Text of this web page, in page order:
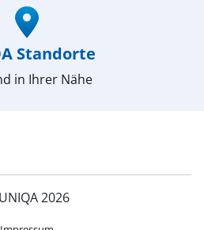
Standorte
in Ihrer Nähe
2026